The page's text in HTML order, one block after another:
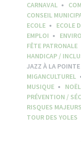
CARNAVAL
CONSEIL
ECOLE
ECOLE
EMPLOI
FÊTE PATRONALE
HANDICAP /
JAZZ À LA POINTE
MIGANCULTUREL
MUSIQUE
NOËL
PRÉVENTION /
RISQUES MAJEURS
TOUR DES YOLES